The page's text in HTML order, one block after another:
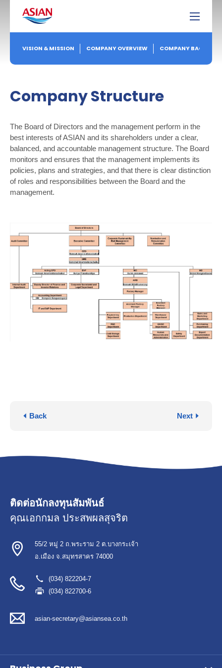
VISION & MISSION COMPANY OVERVIEW COMPANY
Company Structure
Company Structure
The Board of Directors and the management perform in the
best interests of ASIAN and its shareholders under a clear,
balanced, and accountable management structure. The Board
monitors and ensures that the management implements its
policies, plans and strategies, and that there is clear distinction
of roles and responsibilities between the Board and the
management.
Back Next
ติดต่อนักลงทุนสัมพันธ์
คุณเอกกมล ประสพผลสุจริต
55/2 หมู่ 2 ถ.พระราม 2 ต.บางกระเจ้า
อ.เมือง จ.สมุทรสาคร 74000
(034) 822204-7
(034) 822700-6
asian-secretary@asiansea.co.th